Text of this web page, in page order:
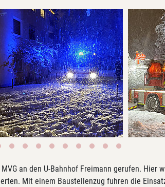
an den U-Bahnhof Freimann gerufen. Hier
Mit einem Baustellenzug fuhren die